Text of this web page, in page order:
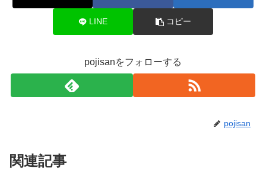
LINE コピー
pojisanをフォローする
pojisan
関連記事